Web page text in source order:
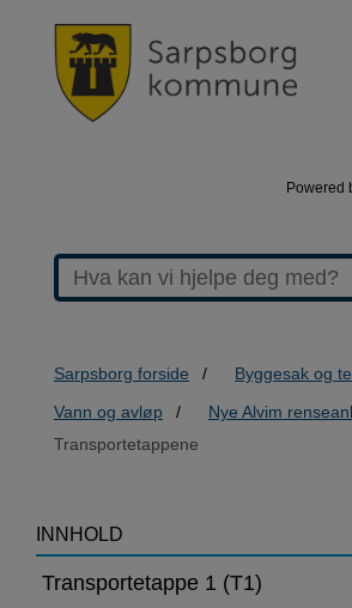
Powered
Sarpsborg forside
Byggesak og
Vann og avløp
Nye Alvim
Transportetappene
INNHOLD
Transportetappe 1 (T1)